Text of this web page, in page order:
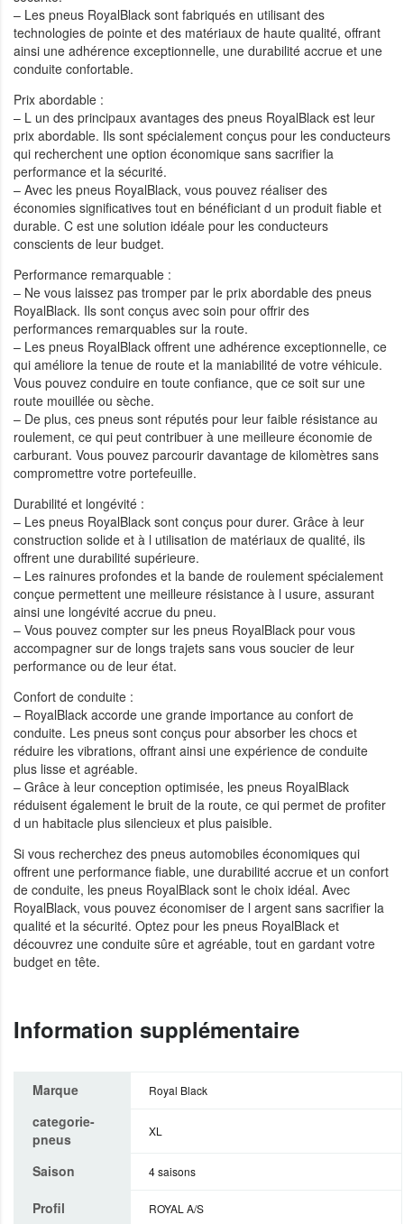
– Les pneus RoyalBlack sont fabriqués en utilisant des
technologies de pointe et des matériaux de haute qualité, offrant
ainsi une adhérence exceptionnelle, une durabilité accrue et une
conduite confortable.
Prix abordable :
– L un des principaux avantages des pneus RoyalBlack est leur
prix abordable. Ils sont spécialement conçus pour les conducteurs
qui recherchent une option économique sans sacrifier la
performance et la sécurité.
– Avec les pneus RoyalBlack, vous pouvez réaliser des
économies significatives tout en bénéficiant d un produit fiable et
durable. C est une solution idéale pour les conducteurs
conscients de leur budget.
Performance remarquable :
– Ne vous laissez pas tromper par le prix abordable des pneus
RoyalBlack. Ils sont conçus avec soin pour offrir des
performances remarquables sur la route.
– Les pneus RoyalBlack offrent une adhérence exceptionnelle, ce
qui améliore la tenue de route et la maniabilité de votre véhicule.
Vous pouvez conduire en toute confiance, que ce soit sur une
route mouillée ou sèche.
– De plus, ces pneus sont réputés pour leur faible résistance au
roulement, ce qui peut contribuer à une meilleure économie de
carburant. Vous pouvez parcourir davantage de kilomètres sans
compromettre votre portefeuille.
Durabilité et longévité :
– Les pneus RoyalBlack sont conçus pour durer. Grâce à leur
construction solide et à l utilisation de matériaux de qualité, ils
offrent une durabilité supérieure.
– Les rainures profondes et la bande de roulement spécialement
conçue permettent une meilleure résistance à l usure, assurant
ainsi une longévité accrue du pneu.
– Vous pouvez compter sur les pneus RoyalBlack pour vous
accompagner sur de longs trajets sans vous soucier de leur
performance ou de leur état.
Confort de conduite :
– RoyalBlack accorde une grande importance au confort de
conduite. Les pneus sont conçus pour absorber les chocs et
réduire les vibrations, offrant ainsi une expérience de conduite
plus lisse et agréable.
– Grâce à leur conception optimisée, les pneus RoyalBlack
réduisent également le bruit de la route, ce qui permet de profiter
d un habitacle plus silencieux et plus paisible.
Si vous recherchez des pneus automobiles économiques qui
offrent une performance fiable, une durabilité accrue et un confort
de conduite, les pneus RoyalBlack sont le choix idéal. Avec
RoyalBlack, vous pouvez économiser de l argent sans sacrifier la
qualité et la sécurité. Optez pour les pneus RoyalBlack et
découvrez une conduite sûre et agréable, tout en gardant votre
budget en tête.
Information supplémentaire
Marque Royal Black
categorie-
pneus
XL
Saison 4 saisons
Profil ROYAL A/S